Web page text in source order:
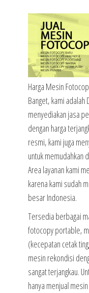
Harga Mesin
Banget, kami
menyediakan jasa
dengan harga
resmi, kami juga
untuk memudahkan
Area layanan kami
karena kami sudah
besar Indonesia.
Tersedia berbagai
fotocopy portable,
(kecepatan cetak
mesin rekondisi
sangat terjangkau.
hanya menjual